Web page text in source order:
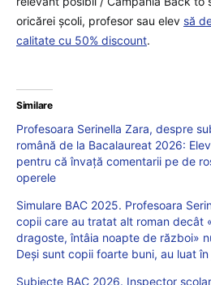
oricărei școli, profesor sau elev să
calitate cu 50% discount.
Similare
Profesoara Serinella Zara, despre
română de la Bacalaureat 2026:
pentru că învață comentarii pe de
operele
Simulare BAC 2025. Profesoara
copii care au tratat alt roman decât
dragoste, întâia noapte de război»
Deși sunt copii foarte buni, au luat
Subiecte BAC 2026. Inspector